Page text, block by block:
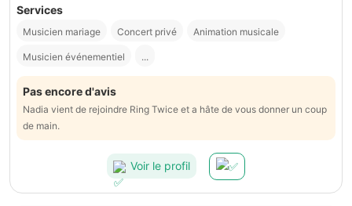
Services
Musicien mariage Concert privé Animation musicale
Musicien événementiel ...
Pas encore d'avis
Nadia vient de rejoindre Ring Twice et a hâte de vous donner un coup
de main.
Voir le profil